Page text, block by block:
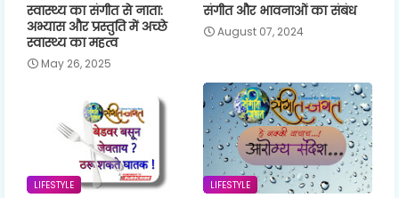
स्वास्थ्य का संगीत से नाता:
अभ्यास और प्रस्तुति में अच्छे
स्वास्थ्य का महत्व
May 26, 2025
संगीत और भावनाओं का संबंध
August 07, 2024
LIFESTYLE LIFESTYLE